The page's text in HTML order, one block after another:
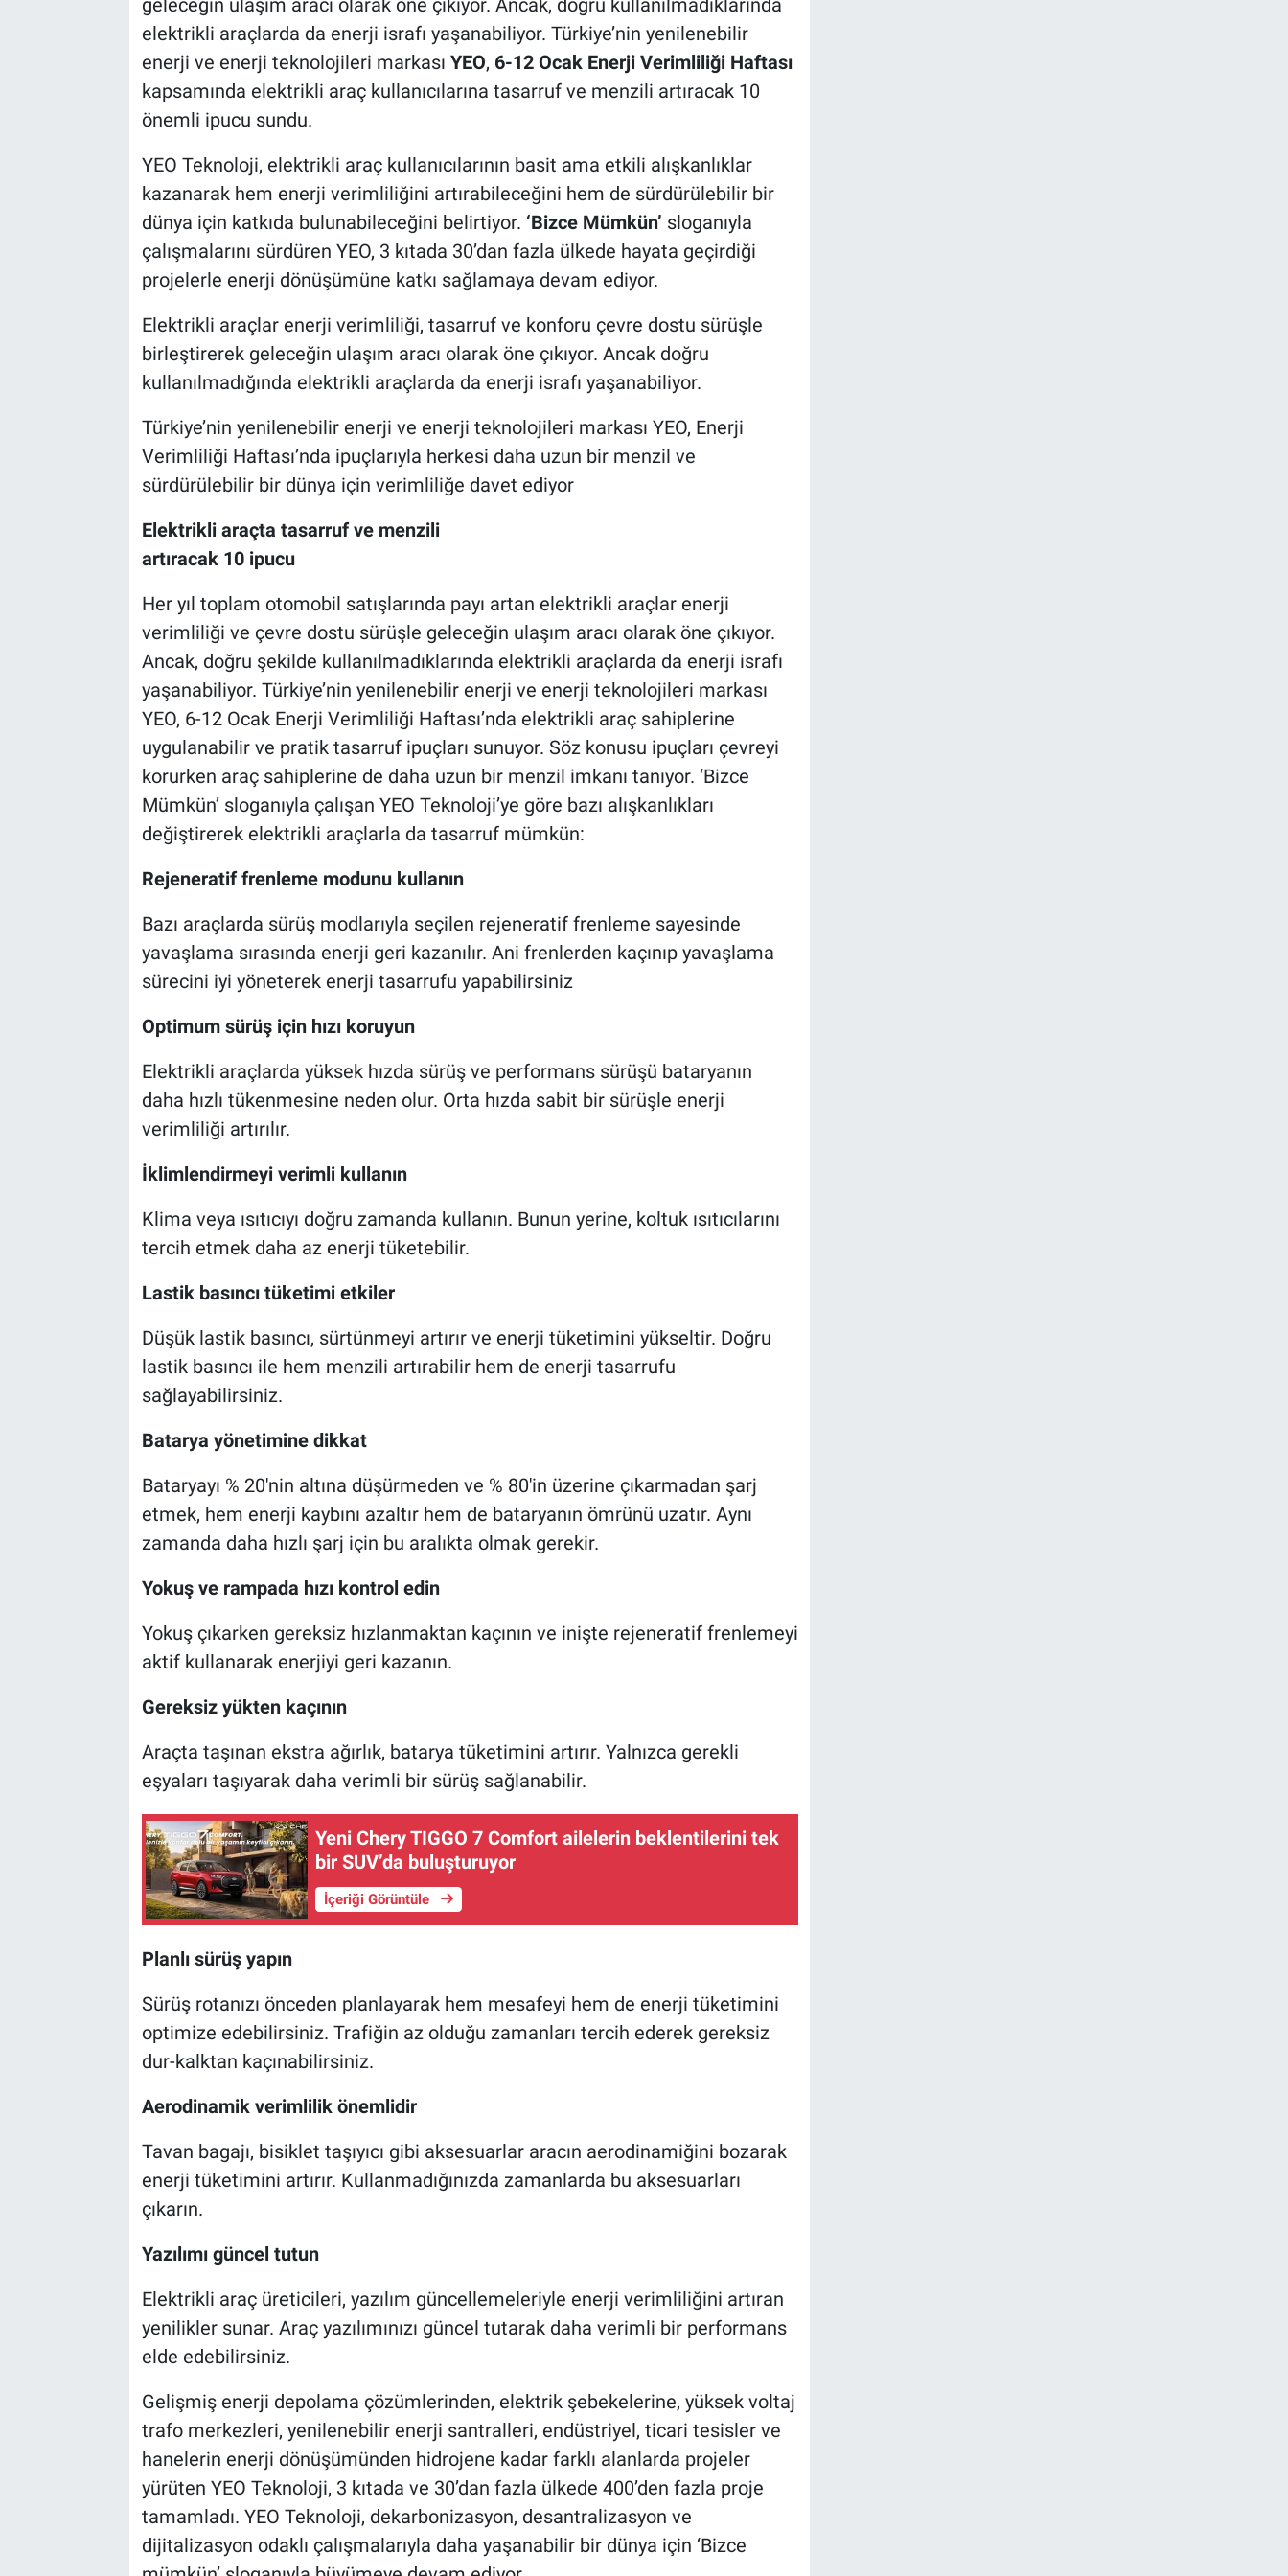
geleceğin ulaşım aracı olarak öne çıkıyor. Ancak, doğru kullanılmadıklarında
elektrikli araçlarda da enerji israfı yaşanabiliyor. Türkiye’nin yenilenebilir
enerji ve enerji teknolojileri markası YEO, 6-12 Ocak Enerji Verimliliği Haftası
kapsamında elektrikli araç kullanıcılarına tasarruf ve menzili artıracak 10
önemli ipucu sundu.
YEO Teknoloji, elektrikli araç kullanıcılarının basit ama etkili alışkanlıklar
kazanarak hem enerji verimliliğini artırabileceğini hem de sürdürülebilir bir
dünya için katkıda bulunabileceğini belirtiyor. ‘Bizce Mümkün’ sloganıyla
çalışmalarını sürdüren YEO, 3 kıtada 30’dan fazla ülkede hayata geçirdiği
projelerle enerji dönüşümüne katkı sağlamaya devam ediyor.
Elektrikli araçlar enerji verimliliği, tasarruf ve konforu çevre dostu sürüşle
birleştirerek geleceğin ulaşım aracı olarak öne çıkıyor. Ancak doğru
kullanılmadığında elektrikli araçlarda da enerji israfı yaşanabiliyor.
Türkiye’nin yenilenebilir enerji ve enerji teknolojileri markası YEO, Enerji
Verimliliği Haftası’nda ipuçlarıyla herkesi daha uzun bir menzil ve
sürdürülebilir bir dünya için verimliliğe davet ediyor
Elektrikli araçta tasarruf ve menzili
artıracak 10 ipucu
Her yıl toplam otomobil satışlarında payı artan elektrikli araçlar enerji
verimliliği ve çevre dostu sürüşle geleceğin ulaşım aracı olarak öne çıkıyor.
Ancak, doğru şekilde kullanılmadıklarında elektrikli araçlarda da enerji israfı
yaşanabiliyor. Türkiye’nin yenilenebilir enerji ve enerji teknolojileri markası
YEO, 6-12 Ocak Enerji Verimliliği Haftası’nda elektrikli araç sahiplerine
uygulanabilir ve pratik tasarruf ipuçları sunuyor. Söz konusu ipuçları çevreyi
korurken araç sahiplerine de daha uzun bir menzil imkanı tanıyor. ‘Bizce
Mümkün’ sloganıyla çalışan YEO Teknoloji’ye göre bazı alışkanlıkları
değiştirerek elektrikli araçlarla da tasarruf mümkün:
Rejeneratif frenleme modunu kullanın
Bazı araçlarda sürüş modlarıyla seçilen rejeneratif frenleme sayesinde
yavaşlama sırasında enerji geri kazanılır. Ani frenlerden kaçınıp yavaşlama
sürecini iyi yöneterek enerji tasarrufu yapabilirsiniz
Optimum sürüş için hızı koruyun
Elektrikli araçlarda yüksek hızda sürüş ve performans sürüşü bataryanın
daha hızlı tükenmesine neden olur. Orta hızda sabit bir sürüşle enerji
verimliliği artırılır.
İklimlendirmeyi verimli kullanın
Klima veya ısıtıcıyı doğru zamanda kullanın. Bunun yerine, koltuk ısıtıcılarını
tercih etmek daha az enerji tüketebilir.
Lastik basıncı tüketimi etkiler
Düşük lastik basıncı, sürtünmeyi artırır ve enerji tüketimini yükseltir. Doğru
lastik basıncı ile hem menzili artırabilir hem de enerji tasarrufu
sağlayabilirsiniz.
Batarya yönetimine dikkat
Bataryayı % 20'nin altına düşürmeden ve % 80'in üzerine çıkarmadan şarj
etmek, hem enerji kaybını azaltır hem de bataryanın ömrünü uzatır. Aynı
zamanda daha hızlı şarj için bu aralıkta olmak gerekir.
Yokuş ve rampada hızı kontrol edin
Yokuş çıkarken gereksiz hızlanmaktan kaçının ve inişte rejeneratif frenlemeyi
aktif kullanarak enerjiyi geri kazanın.
Gereksiz yükten kaçının
Araçta taşınan ekstra ağırlık, batarya tüketimini artırır. Yalnızca gerekli
eşyaları taşıyarak daha verimli bir sürüş sağlanabilir.
Yeni Chery TIGGO 7 Comfort ailelerin beklentilerini tek
bir SUV’da buluşturuyor
İçeriği Görüntüle
Planlı sürüş yapın
Sürüş rotanızı önceden planlayarak hem mesafeyi hem de enerji tüketimini
optimize edebilirsiniz. Trafiğin az olduğu zamanları tercih ederek gereksiz
dur-kalktan kaçınabilirsiniz.
Aerodinamik verimlilik önemlidir
Tavan bagajı, bisiklet taşıyıcı gibi aksesuarlar aracın aerodinamiğini bozarak
enerji tüketimini artırır. Kullanmadığınızda zamanlarda bu aksesuarları
çıkarın.
Yazılımı güncel tutun
Elektrikli araç üreticileri, yazılım güncellemeleriyle enerji verimliliğini artıran
yenilikler sunar. Araç yazılımınızı güncel tutarak daha verimli bir performans
elde edebilirsiniz.
Gelişmiş enerji depolama çözümlerinden, elektrik şebekelerine, yüksek voltaj
trafo merkezleri, yenilenebilir enerji santralleri, endüstriyel, ticari tesisler ve
hanelerin enerji dönüşümünden hidrojene kadar farklı alanlarda projeler
yürüten YEO Teknoloji, 3 kıtada ve 30’dan fazla ülkede 400’den fazla proje
tamamladı. YEO Teknoloji, dekarbonizasyon, desantralizasyon ve
dijitalizasyon odaklı çalışmalarıyla daha yaşanabilir bir dünya için ‘Bizce